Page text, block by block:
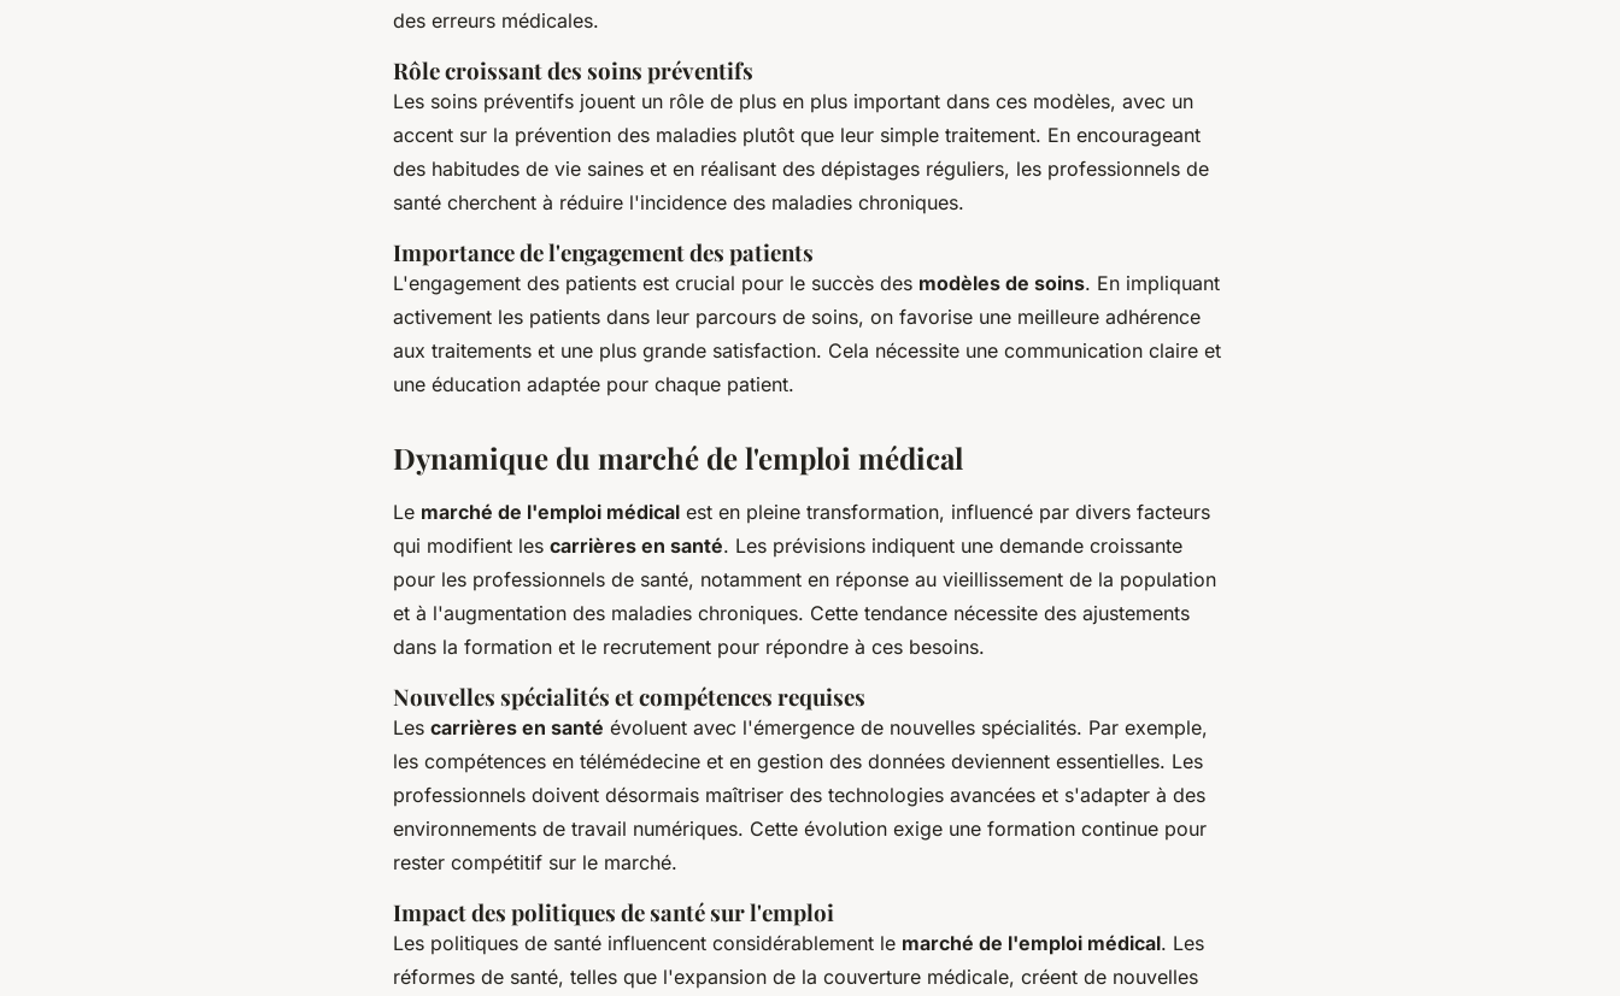
des erreurs médicales.
Rôle croissant des soins préventifs
Les soins préventifs jouent un rôle de plus en plus important dans ces modèles, avec un
accent sur la prévention des maladies plutôt que leur simple traitement. En encourageant
des habitudes de vie saines et en réalisant des dépistages réguliers, les professionnels de
santé cherchent à réduire l'incidence des maladies chroniques.
Importance de l'engagement des patients
L'engagement des patients est crucial pour le succès des modèles de soins. En impliquant
activement les patients dans leur parcours de soins, on favorise une meilleure adhérence
aux traitements et une plus grande satisfaction. Cela nécessite une communication claire et
une éducation adaptée pour chaque patient.
Dynamique du marché de l'emploi médical
Le marché de l'emploi médical est en pleine transformation, influencé par divers facteurs
qui modifient les carrières en santé. Les prévisions indiquent une demande croissante
pour les professionnels de santé, notamment en réponse au vieillissement de la population
et à l'augmentation des maladies chroniques. Cette tendance nécessite des ajustements
dans la formation et le recrutement pour répondre à ces besoins.
Nouvelles spécialités et compétences requises
Les carrières en santé évoluent avec l'émergence de nouvelles spécialités. Par exemple,
les compétences en télémédecine et en gestion des données deviennent essentielles. Les
professionnels doivent désormais maîtriser des technologies avancées et s'adapter à des
environnements de travail numériques. Cette évolution exige une formation continue pour
rester compétitif sur le marché.
Impact des politiques de santé sur l'emploi
Les politiques de santé influencent considérablement le marché de l'emploi médical. Les
réformes de santé, telles que l'expansion de la couverture médicale, créent de nouvelles